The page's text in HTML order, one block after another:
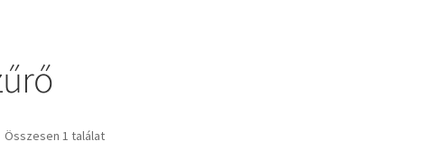
Összesen 1 találat